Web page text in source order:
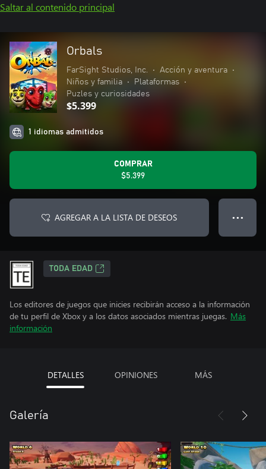
Saltar al contenido principal
Orbals
FarSight Studios, Inc. • Acción y aventura
•
Niños y familia
• Plataformas
•
Puzles y curiosidades
$5.399
1 idiomas admitidos
COMPRAR
$5.399
AGREGAR A LA LISTA DE DESEOS ● ● ●
TODA EDAD
Los editores de juegos que inicies recibirán acceso a la información
de tu perfil de Xbox y a los datos asociados mientras juegas. Más
información
DETALLES OPINIONES MÁS
Galería